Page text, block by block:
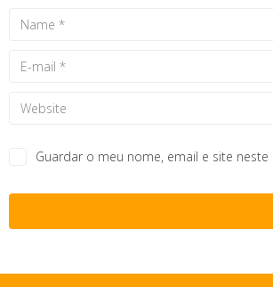
Guardar o meu nome, email e site